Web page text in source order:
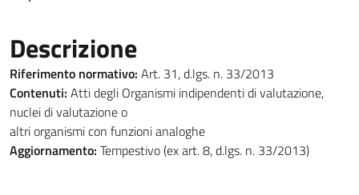
Descrizione
Riferimento normativo: Art. 31, d.lgs. n. 33/2013
Contenuti: Atti degli Organismi indipendenti di valutazione,
nuclei di valutazione o
altri organismi con funzioni analoghe
Aggiornamento: Tempestivo (ex art. 8, d.lgs. n. 33/2013)